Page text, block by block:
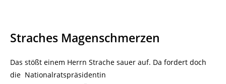
Straches Magenschmerzen
Das stößt einem Herrn Strache sauer auf. Da fordert doch
die Nationalratspräsidentin